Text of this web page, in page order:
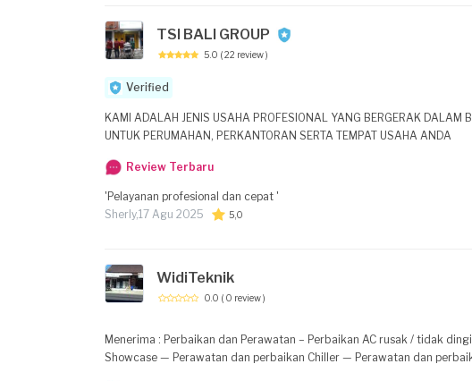
TSI BALI GROUP
5.0 ( 22 review )
Verified
KAMI ADALAH JENIS USAHA PROFESIONAL YANG BERGERAK
UNTUK PERUMAHAN, PERKANTORAN SERTA TEMPAT USAHA ANDA
Review Terbaru
'Pelayanan profesional dan cepat '
Sherly,17 Agu 2025 5,0
WidiTeknik
0.0 ( 0 review )
Menerima : Perbaikan dan Perawatan – Perbaikan AC rusak / tidak
Showcase — Perawatan dan perbaikan Chiller — Perawatan dan